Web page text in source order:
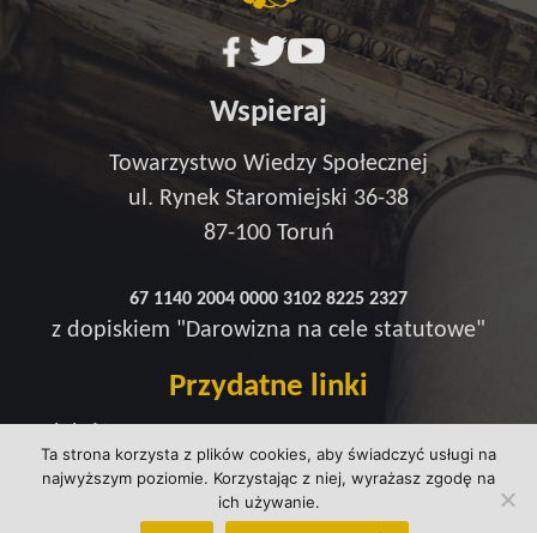
Ta strona korzysta z plików cookies, aby świadczyć usługi na
najwyższym poziomie. Korzystając z niej, wyrażasz zgodę na
ich używanie.
Wspieraj
Towarzystwo Wiedzy Społecznej
ul. Rynek Staromiejski 36-38
87-100 Toruń
67 1140 2004 0000 3102 8225 2327
z dopiskiem "Darowizna na cele statutowe"
Przydatne linki
Strefa wsparcia
Polityka prywatności